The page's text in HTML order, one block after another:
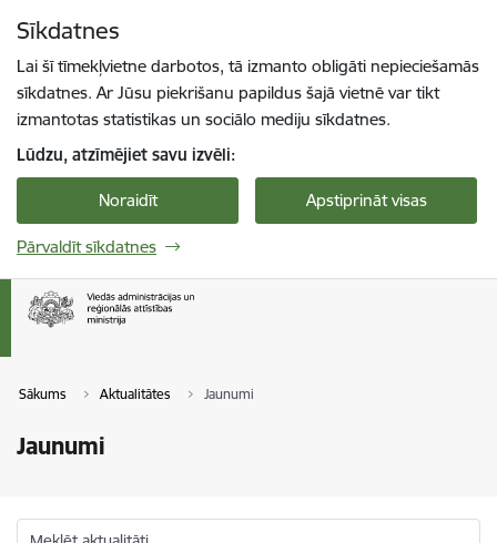
Sīkdatnes
Lai šī tīmekļvietne darbotos, tā izmanto obligāti nepieciešamās
sīkdatnes. Ar Jūsu piekrišanu papildus šajā vietnē var tikt
izmantotas statistikas un sociālo mediju sīkdatnes.
Lūdzu, atzīmējiet savu izvēli:
Noraidīt Apstiprināt visas
Pārvaldīt sīkdatnes
Sākums Aktualitātes Jaunumi
Jaunumi